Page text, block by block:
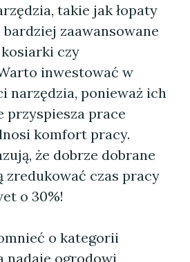
takie jak łopaty
zaawansowane
czy
inwestować w
narzędzia, ponieważ ich
przyspiesza prace
komfort pracy.
że dobrze dobrane
zredukować czas pracy
o 30%!
o kategorii
nadaje ogrodowi